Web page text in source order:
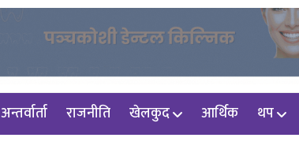
अन्तर्वार्ता राजनीति खेलकुद आर्थिक थप